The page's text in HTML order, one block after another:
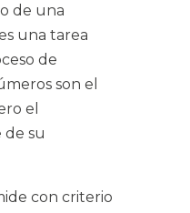
de una
una tarea
de
son el
el
su
con criterio